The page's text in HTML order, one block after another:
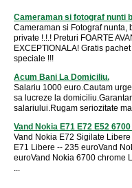
Cameraman si fotograf nunti
Cameraman si Fotograf nunta,
private !.!.! Preturi FOARTE
EXCEPTIONALA! Gratis
speciale !!!
Acum Bani La Domiciliu.
Salariu 1000 euro.Cautam
sa lucreze la
salariului.Rugam seriozitate
Vand Nokia E71 E72 E52
Vand Nokia E72 Sigilate
E71 Libere -- 235 euroVand
euroVand Nokia 6700 chrome
...